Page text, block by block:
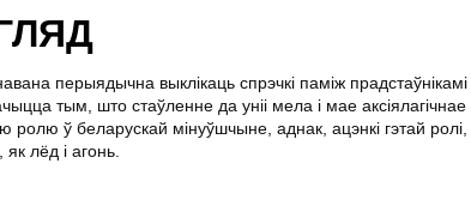
перыядычна выклікаць спрэчкі паміж прадстаўнікамі
тым, што стаўленне да уніі мела і мае аксіялагічнае
ў беларускай мінуўшчыне, аднак, ацэнкі гэтай ролі,
лёд і агонь.